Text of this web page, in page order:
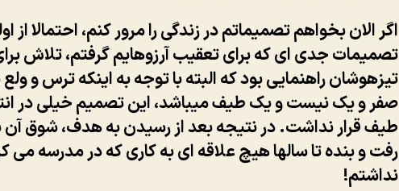
اگر الان بخواهم تصمیماتم در زندگی را مرور کنم، احتمالا از
تصمیمات جدی ای که برای تعقیب آرزوهایم گرفتم، تلاش
تیزهوشان راهنمایی بود که البته با توجه به اینکه ترس و
صفر و یک نیست و یک طیف میباشد، این تصمیم خیلی در
طیف قرار نداشت. در نتیجه بعد از رسیدن به هدف، شوق آن
رفت و بنده تا سالها هیچ علاقه ای به کاری که در مدرسه می
نداشتم!